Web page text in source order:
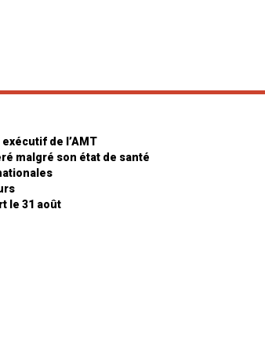
de l’AMT
malgré son état de santé
le 31 août